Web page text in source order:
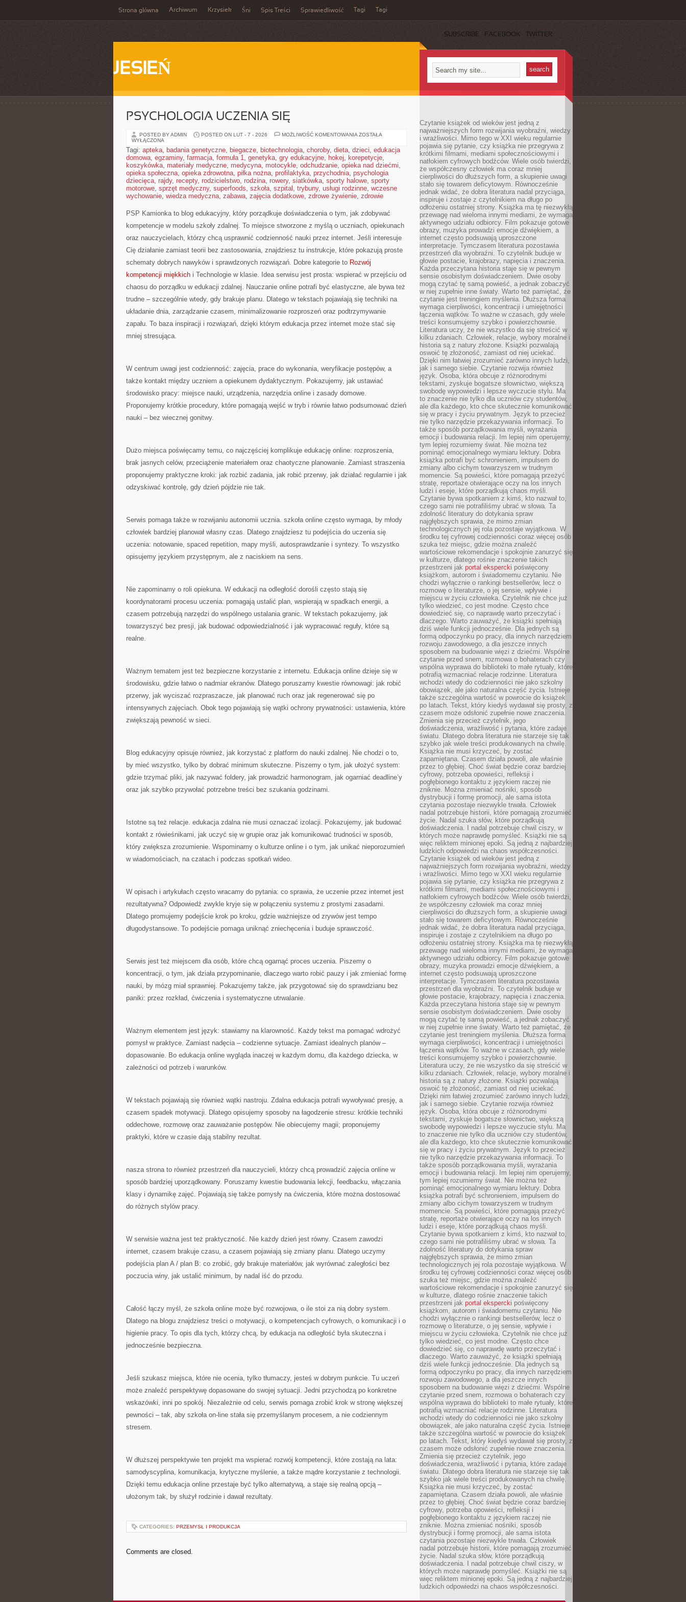
Strona główna Archiwum Krzysiek Śni Spis Treści Sprawiedliwość Tagi Tagi
SUBSCRIBE FACEBOOK TWITTER
JESIEŃ
PSYCHOLOGIA UCZENIA SIĘ
POSTED BY ADMIN POSTED ON LUT - 7 - 2026 MOŻLIWOŚĆ KOMENTOWANIA PSYCHOLOGIA
ZOSTAŁA
WYŁĄCZONA
Tagi: apteka, badania genetyczne, biegacze, biotechnologia, choroby, dieta, dzieci, edukacja
domowa, egzaminy, farmacja, formuła 1, genetyka, gry edukacyjne, hokej, korepetycje,
koszykówka, materiały medyczne, medycyna, motocykle, odchudzanie, opieka nad dziećmi,
opieka społeczna, opieka zdrowotna, piłka nożna, profilaktyka, przychodnia, psychologia
dziecięca, rajdy, recepty, rodzicielstwo, rodzina, rowery, siatkówka, sporty halowe, sporty
motorowe, sprzęt medyczny, superfoods, szkoła, szpital , trybuny, usługi rodzinne, wczesne
wychowanie, wiedza medyczna, zabawa, zajęcia dodatkowe, zdrowe żywienie, zdrowie
PSP Kamionka to blog edukacyjny, który porządkuje doświadczenia o tym, jak zdobywać
kompetencje w modelu szkoły zdalnej. To miejsce stworzone z myślą o uczniach, opiekunach
oraz nauczycielach, którzy chcą usprawnić codzienność nauki przez internet. Jeśli interesuje
Cię działanie zamiast teorii bez zastosowania, znajdziesz tu instrukcje, które pokazują proste
schematy dobrych nawyków i sprawdzonych rozwiązań. Dobre kategorie to Rozwój
kompetencji miękkich i Technologie w klasie. Idea serwisu jest prosta: wspierać w przejściu od
chaosu do porządku w edukacji zdalnej. Nauczanie online potrafi być elastyczne, ale bywa też
trudne – szczególnie wtedy, gdy brakuje planu. Dlatego w tekstach pojawiają się techniki na
układanie dnia, zarządzanie czasem, minimalizowanie rozproszeń oraz podtrzymywanie
zapału. To baza inspiracji i rozwiązań, dzięki którym edukacja przez internet może stać się
mniej stresująca.
W centrum uwagi jest codzienność: zajęcia, prace do wykonania, weryfikacje postępów, a
także kontakt między uczniem a opiekunem dydaktycznym. Pokazujemy, jak ustawiać
środowisko pracy: miejsce nauki, urządzenia, narzędzia online i zasady domowe.
Proponujemy krótkie procedury, które pomagają wejść w tryb i równie łatwo podsumować dzień
nauki – bez wiecznej gonitwy.
Dużo miejsca poświęcamy temu, co najczęściej komplikuje edukację online: rozproszenia,
brak jasnych celów, przeciążenie materiałem oraz chaotyczne planowanie. Zamiast straszenia
proponujemy praktyczne kroki: jak rozbić zadania, jak robić przerwy, jak działać regularnie i jak
odzyskiwać kontrolę, gdy dzień pójdzie nie tak.
Serwis pomaga także w rozwijaniu autonomii ucznia. szkoła online często wymaga, by młody
człowiek bardziej planował własny czas. Dlatego znajdziesz tu podejścia do uczenia się
uczenia: notowanie, spaced repetition, mapy myśli, autosprawdzanie i syntezy. To wszystko
opisujemy językiem przystępnym, ale z naciskiem na sens.
Nie zapominamy o roli opiekuna. W edukacji na odległość dorośli często stają się
koordynatorami procesu uczenia: pomagają ustalić plan, wspierają w spadkach energii, a
czasem potrzebują narzędzi do wspólnego ustalania granic. W tekstach pokazujemy, jak
towarzyszyć bez presji, jak budować odpowiedzialność i jak wypracować reguły, które są
realne.
Ważnym tematem jest też bezpieczne korzystanie z internetu. Edukacja online dzieje się w
środowisku, gdzie łatwo o nadmiar ekranów. Dlatego poruszamy kwestie równowagi: jak robić
przerwy, jak wyciszać rozpraszacze, jak planować ruch oraz jak regenerować się po
intensywnych zajęciach. Obok tego pojawiają się wątki ochrony prywatności: ustawienia, które
zwiększają pewność w sieci.
Blog edukacyjny opisuje również, jak korzystać z platform do nauki zdalnej. Nie chodzi o to,
by mieć wszystko, tylko by dobrać minimum skuteczne. Piszemy o tym, jak ułożyć system:
gdzie trzymać pliki, jak nazywać foldery, jak prowadzić harmonogram, jak ogarniać deadline’y
oraz jak szybko przywołać potrzebne treści bez szukania godzinami.
Istotne są też relacje. edukacja zdalna nie musi oznaczać izolacji. Pokazujemy, jak budować
kontakt z rówieśnikami, jak uczyć się w grupie oraz jak komunikować trudności w sposób,
który zwiększa zrozumienie. Wspominamy o kulturze online i o tym, jak unikać nieporozumień
w wiadomościach, na czatach i podczas spotkań wideo.
W opisach i artykułach często wracamy do pytania: co sprawia, że uczenie przez internet jest
rezultatywna? Odpowiedź zwykle kryje się w połączeniu systemu z prostymi zasadami.
Dlatego promujemy podejście krok po kroku, gdzie ważniejsze od zrywów jest tempo
długodystansowe. To podejście pomaga uniknąć zniechęcenia i buduje sprawczość.
Serwis jest też miejscem dla osób, które chcą ogarnąć proces uczenia. Piszemy o
koncentracji, o tym, jak działa przypominanie, dlaczego warto robić pauzy i jak zmieniać formę
nauki, by mózg miał sprawniej. Pokazujemy także, jak przygotować się do sprawdzianu bez
paniki: przez rozkład, ćwiczenia i systematyczne utrwalanie.
Ważnym elementem jest język: stawiamy na klarowność. Każdy tekst ma pomagać wdrożyć
pomysł w praktyce. Zamiast nadęcia – codzienne sytuacje. Zamiast idealnych planów –
dopasowanie. Bo edukacja online wygląda inaczej w każdym domu, dla każdego dziecka, w
zależności od potrzeb i warunków.
W tekstach pojawiają się również wątki nastroju. Zdalna edukacja potrafi wywoływać presję, a
czasem spadek motywacji. Dlatego opisujemy sposoby na łagodzenie stresu: krótkie techniki
oddechowe, rozmowę oraz zauważanie postępów. Nie obiecujemy magii; proponujemy
praktyki, które w czasie dają stabilny rezultat.
nasza strona to również przestrzeń dla nauczycieli, którzy chcą prowadzić zajęcia online w
sposób bardziej uporządkowany. Poruszamy kwestie budowania lekcji, feedbacku, włączania
klasy i dynamikę zajęć. Pojawiają się także pomysły na ćwiczenia, które można dostosować
do różnych stylów pracy.
W serwisie ważna jest też praktyczność. Nie każdy dzień jest równy. Czasem zawodzi
internet, czasem brakuje czasu, a czasem pojawiają się zmiany planu. Dlatego uczymy
podejścia plan A / plan B: co zrobić, gdy brakuje materiałów, jak wyrównać zaległości bez
poczucia winy, jak ustalić minimum, by nadal iść do przodu.
Całość łączy myśl, że szkoła online może być rozwojowa, o ile stoi za nią dobry system.
Dlatego na blogu znajdziesz treści o motywacji, o kompetencjach cyfrowych, o komunikacji i o
higienie pracy. To opis dla tych, którzy chcą, by edukacja na odległość była skuteczna i
jednocześnie bezpieczna.
Jeśli szukasz miejsca, które nie ocenia, tylko tłumaczy, jesteś w dobrym punkcie. Tu uczeń
może znaleźć perspektywę dopasowane do swojej sytuacji. Jedni przychodzą po konkretne
wskazówki, inni po spokój. Niezależnie od celu, serwis pomaga zrobić krok w stronę większej
pewności – tak, aby szkoła on-line stała się przemyślanym procesem, a nie codziennym
stresem.
W dłuższej perspektywie ten projekt ma wspierać rozwój kompetencji, które zostają na lata:
samodyscyplina, komunikacja, krytyczne myślenie, a także mądre korzystanie z technologii.
Dzięki temu edukacja online przestaje być tylko alternatywą, a staje się realną opcją –
ułożonym tak, by służył rodzinie i dawał rezultaty.
CATEGORIES: PRZEMYSŁ I PRODUKCJA
Comments are closed.
Czytanie książek od wieków jest jedną z
najważniejszych form rozwijania wyobraźni, wiedzy
i wrażliwości. Mimo tego w XXI wieku regularnie
pojawia się pytanie, czy książka nie przegrywa z
krótkimi filmami, mediami społecznościowymi i
natłokiem cyfrowych bodźców. Wiele osób twierdzi,
że współczesny człowiek ma coraz mniej
cierpliwości do dłuższych form, a skupienie uwagi
stało się towarem deficytowym. Równocześnie
jednak widać, że dobra literatura nadal przyciąga,
inspiruje i zostaje z czytelnikiem na długo po
odłożeniu ostatniej strony. Książka ma tę niezwykłą
przewagę nad wieloma innymi mediami, że wymaga
aktywnego udziału odbiorcy. Film pokazuje gotowe
obrazy, muzyka prowadzi emocje dźwiękiem, a
internet często podsuwają uproszczone
interpretacje. Tymczasem literatura pozostawia
przestrzeń dla wyobraźni. To czytelnik buduje w
głowie postacie, krajobrazy, napięcia i znaczenia.
Każda przeczytana historia staje się w pewnym
sensie osobistym doświadczeniem. Dwie osoby
mogą czytać tę samą powieść, a jednak zobaczyć
w niej zupełnie inne światy. Warto też pamiętać, że
czytanie jest treningiem myślenia. Dłuższa forma
wymaga cierpliwości, koncentracji i umiejętności
łączenia wątków. To ważne w czasach, gdy wiele
treści konsumujemy szybko i powierzchownie.
Literatura uczy, że nie wszystko da się streścić w
kilku zdaniach. Człowiek, relacje, wybory moralne i
historia są z natury złożone. Książki pozwalają
oswoić tę złożoność, zamiast od niej uciekać.
Dzięki nim łatwiej zrozumieć zarówno innych ludzi,
jak i samego siebie. Czytanie rozwija również
język. Osoba, która obcuje z różnorodnymi
tekstami, zyskuje bogatsze słownictwo, większą
swobodę wypowiedzi i lepsze wyczucie stylu. Ma
to znaczenie nie tylko dla uczniów czy studentów,
ale dla każdego, kto chce skutecznie komunikować
się w pracy i życiu prywatnym. Język to przecież
nie tylko narzędzie przekazywania informacji. To
także sposób porządkowania myśli, wyrażania
emocji i budowania relacji. Im lepiej nim operujemy,
tym lepiej rozumiemy świat. Nie można też
pominąć emocjonalnego wymiaru lektury. Dobra
książka potrafi być schronieniem, impulsem do
zmiany albo cichym towarzyszem w trudnym
momencie. Są powieści, które pomagają przeżyć
stratę, reportaże otwierające oczy na los innych
ludzi i eseje, które porządkują chaos myśli.
Czytanie bywa spotkaniem z kimś, kto nazwał to,
czego sami nie potrafiliśmy ubrać w słowa. Ta
zdolność literatury do dotykania spraw
najgłębszych sprawia, że mimo zmian
technologicznych jej rola pozostaje wyjątkowa. W
środku tej cyfrowej codzienności coraz więcej osób
szuka też miejsc, gdzie można znaleźć
wartościowe rekomendacje i spokojnie zanurzyć się
w kulturze, dlatego rośnie znaczenie takich
przestrzeni jak portal ekspercki poświęcony
książkom, autorom i świadomemu czytaniu. Nie
chodzi wyłącznie o rankingi bestsellerów, lecz o
rozmowę o literaturze, o jej sensie, wpływie i
miejscu w życiu człowieka. Czytelnik nie chce już
tylko wiedzieć, co jest modne. Często chce
dowiedzieć się, co naprawdę warto przeczytać i
dlaczego. Warto zauważyć, że książki spełniają
dziś wiele funkcji jednocześnie. Dla jednych są
formą odpoczynku po pracy, dla innych narzędziem
rozwoju zawodowego, a dla jeszcze innych
sposobem na budowanie więzi z dziećmi. Wspólne
czytanie przed snem, rozmowa o bohaterach czy
wspólna wyprawa do biblioteki to małe rytuały, które
potrafią wzmacniać relacje rodzinne. Literatura
wchodzi wtedy do codzienności nie jako szkolny
obowiązek, ale jako naturalna część życia. Istnieje
także szczególna wartość w powrocie do książek
po latach. Tekst, który kiedyś wydawał się prosty, z
czasem może odsłonić zupełnie nowe znaczenia.
Zmienia się przecież czytelnik, jego
doświadczenia, wrażliwość i pytania, które zadaje
światu. Dlatego dobra literatura nie starzeje się tak
szybko jak wiele treści produkowanych na chwilę.
Książka nie musi krzyczeć, by zostać
zapamiętana. Czasem działa powoli, ale właśnie
przez to głębiej. Choć świat będzie coraz bardziej
cyfrowy, potrzeba opowieści, refleksji i
pogłębionego kontaktu z językiem raczej nie
zniknie. Można zmieniać nośniki, sposób
dystrybucji i formę promocji, ale sama istota
czytania pozostaje niezwykle trwała. Człowiek
nadal potrzebuje historii, które pomagają zrozumieć
życie. Nadal szuka słów, które porządkują
doświadczenia. I nadal potrzebuje chwil ciszy, w
których może naprawdę pomyśleć. Książki nie są
więc reliktem minionej epoki. Są jedną z najbardziej
ludzkich odpowiedzi na chaos współczesności.
Czytanie książek od wieków jest jedną z
najważniejszych form rozwijania wyobraźni, wiedzy
i wrażliwości. Mimo tego w XXI wieku regularnie
pojawia się pytanie, czy książka nie przegrywa z
krótkimi filmami, mediami społecznościowymi i
natłokiem cyfrowych bodźców. Wiele osób twierdzi,
że współczesny człowiek ma coraz mniej
cierpliwości do dłuższych form, a skupienie uwagi
stało się towarem deficytowym. Równocześnie
jednak widać, że dobra literatura nadal przyciąga,
inspiruje i zostaje z czytelnikiem na długo po
odłożeniu ostatniej strony. Książka ma tę niezwykłą
przewagę nad wieloma innymi mediami, że wymaga
aktywnego udziału odbiorcy. Film pokazuje gotowe
obrazy, muzyka prowadzi emocje dźwiękiem, a
internet często podsuwają uproszczone
interpretacje. Tymczasem literatura pozostawia
przestrzeń dla wyobraźni. To czytelnik buduje w
głowie postacie, krajobrazy, napięcia i znaczenia.
Każda przeczytana historia staje się w pewnym
sensie osobistym doświadczeniem. Dwie osoby
mogą czytać tę samą powieść, a jednak zobaczyć
w niej zupełnie inne światy. Warto też pamiętać, że
czytanie jest treningiem myślenia. Dłuższa forma
wymaga cierpliwości, koncentracji i umiejętności
łączenia wątków. To ważne w czasach, gdy wiele
treści konsumujemy szybko i powierzchownie.
Literatura uczy, że nie wszystko da się streścić w
kilku zdaniach. Człowiek, relacje, wybory moralne i
historia są z natury złożone. Książki pozwalają
oswoić tę złożoność, zamiast od niej uciekać.
Dzięki nim łatwiej zrozumieć zarówno innych ludzi,
jak i samego siebie. Czytanie rozwija również
język. Osoba, która obcuje z różnorodnymi
tekstami, zyskuje bogatsze słownictwo, większą
swobodę wypowiedzi i lepsze wyczucie stylu. Ma
to znaczenie nie tylko dla uczniów czy studentów,
ale dla każdego, kto chce skutecznie komunikować
się w pracy i życiu prywatnym. Język to przecież
nie tylko narzędzie przekazywania informacji. To
także sposób porządkowania myśli, wyrażania
emocji i budowania relacji. Im lepiej nim operujemy,
tym lepiej rozumiemy świat. Nie można też
pominąć emocjonalnego wymiaru lektury. Dobra
książka potrafi być schronieniem, impulsem do
zmiany albo cichym towarzyszem w trudnym
momencie. Są powieści, które pomagają przeżyć
stratę, reportaże otwierające oczy na los innych
ludzi i eseje, które porządkują chaos myśli.
Czytanie bywa spotkaniem z kimś, kto nazwał to,
czego sami nie potrafiliśmy ubrać w słowa. Ta
zdolność literatury do dotykania spraw
najgłębszych sprawia, że mimo zmian
technologicznych jej rola pozostaje wyjątkowa. W
środku tej cyfrowej codzienności coraz więcej osób
szuka też miejsc, gdzie można znaleźć
wartościowe rekomendacje i spokojnie zanurzyć się
w kulturze, dlatego rośnie znaczenie takich
przestrzeni jak portal ekspercki poświęcony
książkom, autorom i świadomemu czytaniu. Nie
chodzi wyłącznie o rankingi bestsellerów, lecz o
rozmowę o literaturze, o jej sensie, wpływie i
miejscu w życiu człowieka. Czytelnik nie chce już
tylko wiedzieć, co jest modne. Często chce
dowiedzieć się, co naprawdę warto przeczytać i
dlaczego. Warto zauważyć, że książki spełniają
dziś wiele funkcji jednocześnie. Dla jednych są
formą odpoczynku po pracy, dla innych narzędziem
rozwoju zawodowego, a dla jeszcze innych
sposobem na budowanie więzi z dziećmi. Wspólne
czytanie przed snem, rozmowa o bohaterach czy
wspólna wyprawa do biblioteki to małe rytuały, które
potrafią wzmacniać relacje rodzinne. Literatura
wchodzi wtedy do codzienności nie jako szkolny
obowiązek, ale jako naturalna część życia. Istnieje
także szczególna wartość w powrocie do książek
po latach. Tekst, który kiedyś wydawał się prosty, z
czasem może odsłonić zupełnie nowe znaczenia.
Zmienia się przecież czytelnik, jego
doświadczenia, wrażliwość i pytania, które zadaje
światu. Dlatego dobra literatura nie starzeje się tak
szybko jak wiele treści produkowanych na chwilę.
Książka nie musi krzyczeć, by zostać
zapamiętana. Czasem działa powoli, ale właśnie
przez to głębiej. Choć świat będzie coraz bardziej
cyfrowy, potrzeba opowieści, refleksji i
pogłębionego kontaktu z językiem raczej nie
zniknie. Można zmieniać nośniki, sposób
dystrybucji i formę promocji, ale sama istota
czytania pozostaje niezwykle trwała. Człowiek
nadal potrzebuje historii, które pomagają zrozumieć
życie. Nadal szuka słów, które porządkują
doświadczenia. I nadal potrzebuje chwil ciszy, w
których może naprawdę pomyśleć. Książki nie są
więc reliktem minionej epoki. Są jedną z najbardziej
ludzkich odpowiedzi na chaos współczesności.